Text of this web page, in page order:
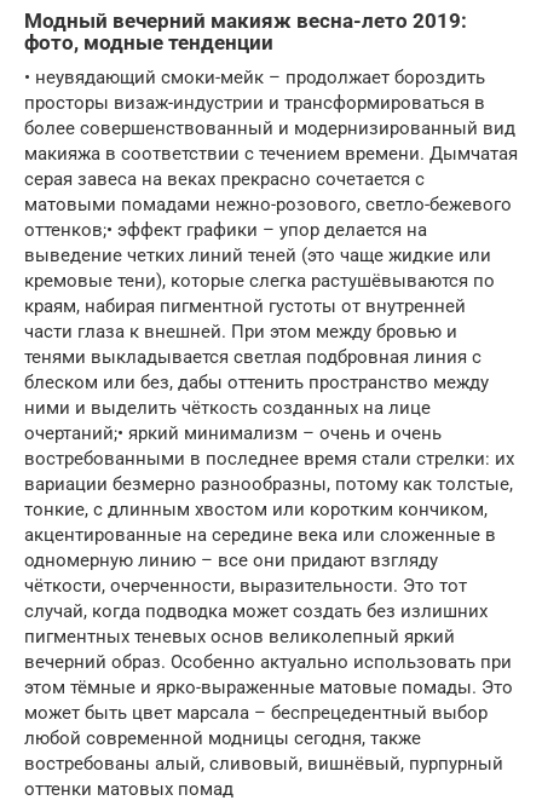
Модный вечерний макияж весна-лето 2019:
фото, модные тенденции
• неувядающий смоки-мейк – продолжает бороздить
просторы визаж-индустрии и трансформироваться в
более совершенствованный и модернизированный вид
макияжа в соответствии с течением времени. Дымчатая
серая завеса на веках прекрасно сочетается с
матовыми помадами нежно-розового, светло-бежевого
оттенков;• эффект графики – упор делается на
выведение четких линий теней (это чаще жидкие или
кремовые тени), которые слегка растушёвываются по
краям, набирая пигментной густоты от внутренней
части глаза к внешней. При этом между бровью и
тенями выкладывается светлая подбровная линия с
блеском или без, дабы оттенить пространство между
ними и выделить чёткость созданных на лице
очертаний;• яркий минимализм – очень и очень
востребованными в последнее время стали стрелки: их
вариации безмерно разнообразны, потому как толстые,
тонкие, с длинным хвостом или коротким кончиком,
акцентированные на середине века или сложенные в
одномерную линию – все они придают взгляду
чёткости, очерченности, выразительности. Это тот
случай, когда подводка может создать без излишних
пигментных теневых основ великолепный яркий
вечерний образ. Особенно актуально использовать при
этом тёмные и ярко-выраженные матовые помады. Это
может быть цвет марсала – беспрецедентный выбор
любой современной модницы сегодня, также
востребованы алый, сливовый, вишнёвый, пурпурный
оттенки матовых помад